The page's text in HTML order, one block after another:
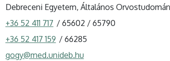
Debreceni Egyetem, Általános
+36 52 411 717 / 65602 / 65790
+36 52 417 159 / 66285
gogy@med.unideb.hu